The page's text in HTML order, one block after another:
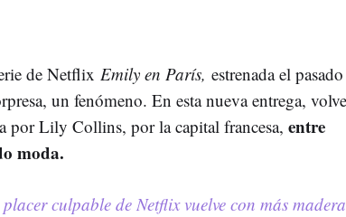
de Netflix Emily en París, estrenada el
un fenómeno. En esta nueva entrega,
por Lily Collins, por la capital francesa, entre
moda.
culpable de Netflix vuelve con más madera